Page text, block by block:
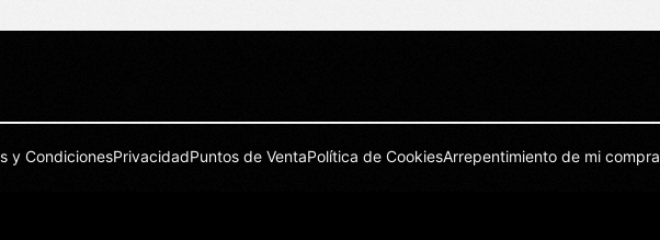
y CondicionesPrivacidadPuntos de VentaPolítica de CookiesArrepentimiento de mi compra